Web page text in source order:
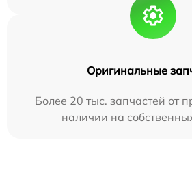
Оригинальные
Более 20 тыс. запчастей от
наличии на